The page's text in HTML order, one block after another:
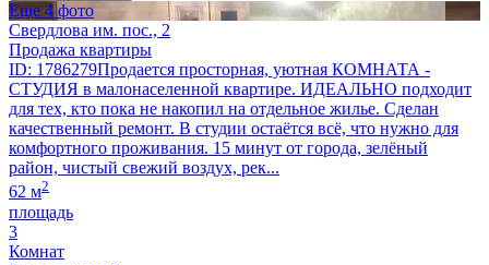
Еще 4 фото
Свердлова им. пос., 2
Продажа квартиры
ID: 1786279Продается просторная, уютная КОМНАТА -
СТУДИЯ в малонаселенной квартире. ИДЕАЛЬНО подходит
для тех, кто пока не накопил на отдельное жилье. Сделан
качественный ремонт. В студии остаётся всё, что нужно для
комфортного проживания. 15 минут от города, зелёный
район, чистый свежий воздух, рек...
62 м2
площадь
3
Комнат